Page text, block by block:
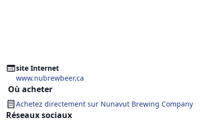
site Internet
www.nubrewbeer.ca
Où acheter
Achetez directement sur Nunavut Brewing Company
Réseaux sociaux